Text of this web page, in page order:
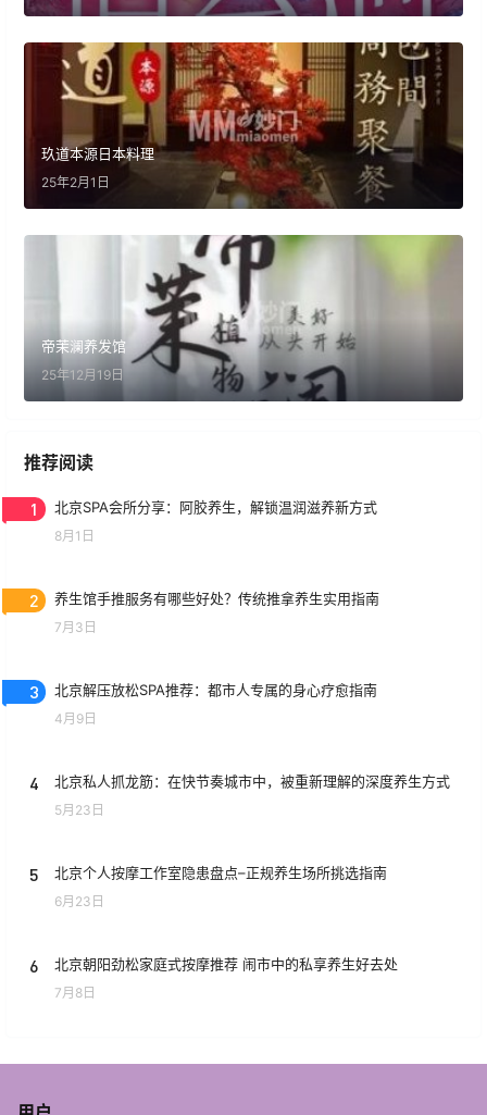
玖道本源日本料理
25年2月1日
帝茉澜养发馆
25年12月19日
推荐阅读
1 北京SPA会所分享：阿胶养生，解锁温润滋养新方式
8月1日
2 养生馆手推服务有哪些好处？传统推拿养生实用指南
7月3日
3 北京解压放松SPA推荐：都市人专属的身心疗愈指南
4月9日
4 北京私人抓龙筋：在快节奏城市中，被重新理解的深度养生方式
5月23日
5 北京个人按摩工作室隐患盘点–正规养生场所挑选指南
6月23日
6 北京朝阳劲松家庭式按摩推荐 闹市中的私享养生好去处
7月8日